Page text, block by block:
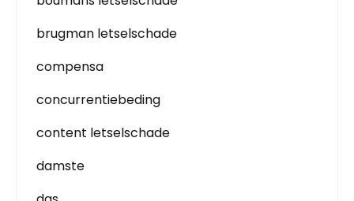
brugman letselschade
compensa
concurrentiebeding
content letselschade
damste